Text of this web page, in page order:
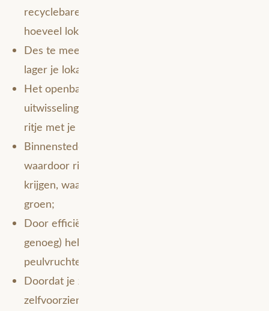
recyclebare- en recyclebare materialen bepaalt
hoeveel lokale belastingen je betaalt):
Des te meer voedsel je composteert, des te
lager je lokale belastingen;
Het openbaar vervoer is door excellente data-
uitwisseling zo goed gestroomlijnd dat zelfs een
ritje met je zelfrijdende auto overbodig wordt;
Binnensteden zijn daardoor een stuk rustiger
waardoor rijbanen een minder prominente plek
krijgen, waardoor er meer ruimte overblijft voor
groen;
Door efficiënter tijdsgebruik (32 uur werken is
genoeg) heb je meer tijd om je eigen tomaten (of
peulvruchten) te kweken;
Doordat je zelfs binnen de stad gedeeltelijk
zelfvoorzienend kunt zijn (doordat jij je eigen